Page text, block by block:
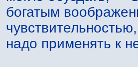
богатым
надо применять к